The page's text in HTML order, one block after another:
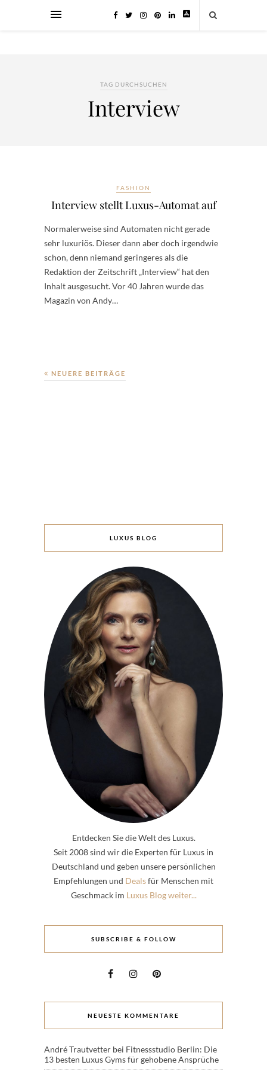
TAG DURCHSUCHEN
Interview
FASHION
Interview stellt Luxus-Automat auf
Normalerweise sind Automaten nicht gerade
sehr luxuriös. Dieser dann aber doch irgendwie
schon, denn niemand geringeres als die
Redaktion der Zeitschrift „Interview“ hat den
Inhalt ausgesucht. Vor 40 Jahren wurde das
Magazin von Andy…
NEUERE BEITRÄGE
LUXUS BLOG
Entdecken Sie die Welt des Luxus.
Seit 2008 sind wir die Experten für Luxus in
Deutschland und geben unsere persönlichen
Empfehlungen und Dealsfür Menschen mit
Geschmack im Luxus Blog weiter...
SUBSCRIBE & FOLLOW
NEUESTE KOMMENTARE
André Trautvetter bei Fitnessstudio Berlin: Die
13 besten Luxus Gyms für gehobene Ansprüche